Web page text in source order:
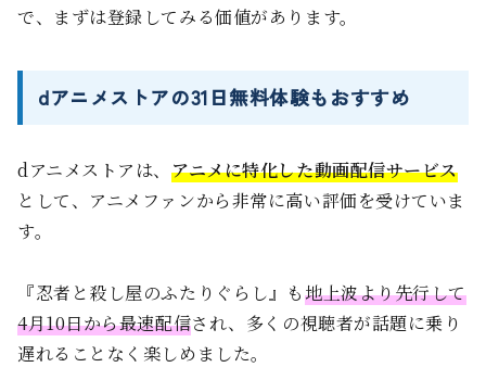
で、まずは登録してみる価値があります。
dアニメストアの31日無料体験もおすすめ
dアニメストアは、アニメに特化した動画配信サービス
として、アニメファンから非常に高い評価を受けていま
す。
『忍者と殺し屋のふたりぐらし』も地上波より先行して
4月10日から最速配信され、多くの視聴者が話題に乗り
遅れることなく楽しめました。